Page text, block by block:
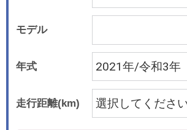
モデル
年式
走行距離(km)